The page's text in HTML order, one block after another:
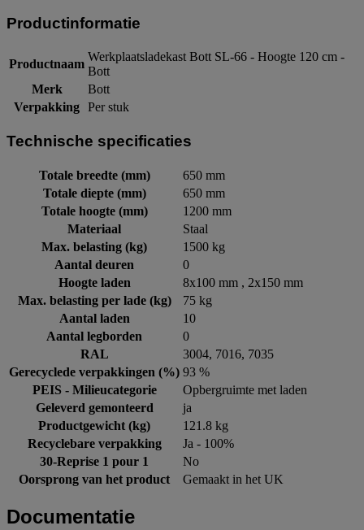
Productinformatie
Productnaam
Werkplaatsladekast Bott SL-66 - Hoogte 120 cm -
Bott
Merk
Bott
Verpakking Per stuk
Technische specificaties
Totale breedte (mm)
650 mm
Totale diepte (mm)
650 mm
Totale hoogte (mm)
1200 mm
Materiaal
Staal
Max. belasting (kg)
1500 kg
Aantal deuren
0
Hoogte laden
8x100 mm , 2x150 mm
Max. belasting per lade (kg)
75 kg
Aantal laden
10
Aantal legborden
0
RAL
3004, 7016, 7035
Gerecyclede verpakkingen (%) 93 %
PEIS - Milieucategorie
Opbergruimte met laden
Geleverd gemonteerd
ja
Productgewicht (kg)
121.8 kg
Recyclebare verpakking
Ja - 100%
30-Reprise 1 pour 1
No
Oorsprong van het product
Gemaakt in het UK
Documentatie